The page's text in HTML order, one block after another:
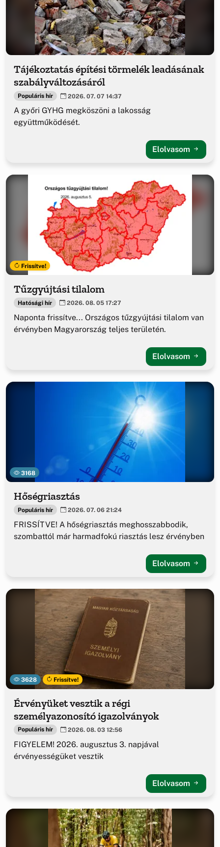
Tájékoztatás építési törmelék leadásának
szabályváltozásáról
Populáris hír 2026. 07. 07 14:37
A győri GYHG megköszöni a lakosság
együttműködését.
Elolvasom
Frissítve!
Tűzgyújtási tilalom
Hatósági hír 2026. 08. 05 17:27
Naponta frissítve... Országos tűzgyújtási tilalom van
érvényben Magyarország teljes területén.
Elolvasom
3168
Hőségriasztás
Populáris hír 2026. 07. 06 21:24
FRISSÍTVE! A hőségriasztás meghosszabbodik,
szombattól már harmadfokú riasztás lesz érvényben
Elolvasom
3628 Frissítve!
Érvényüket vesztik a régi
személyazonosító igazolványok
Populáris hír 2026. 08. 03 12:56
FIGYELEM! 2026. augusztus 3. napjával
érvényességüket vesztik
Elolvasom